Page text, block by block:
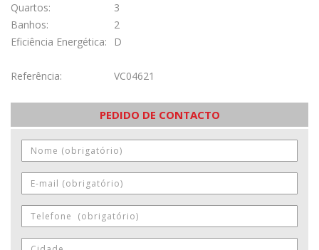
Quartos:
3
Banhos:
2
Eficiência Energética:
D
Referência: VC04621
PEDIDO DE CONTACTO